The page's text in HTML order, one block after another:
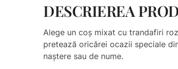
DESCRIEREA
Alege un coș mixat cu trandafiri
pretează oricărei ocazii speciale
naștere sau de nume.